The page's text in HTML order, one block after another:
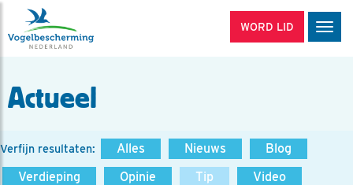
WORD LID
Actueel
Verfijn resultaten: Alles Nieuws
Blog
Verdieping
Opinie Tip
Video